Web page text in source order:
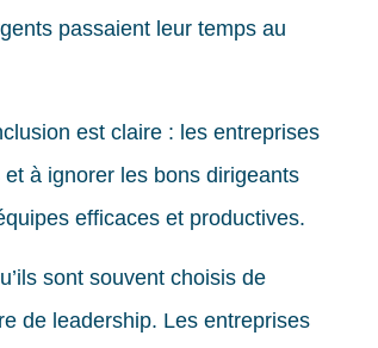
passaient leur temps au
est claire : les entreprises
à ignorer les bons dirigeants
efficaces et productives.
sont souvent choisis de
de leadership. Les entreprises